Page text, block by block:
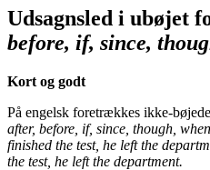
Udsagnsled i ubøjet
before, if, since,
Kort og godt
På engelsk foretrækkes ikke-
after, before, if, since, though, when
finished the test, he left the
the test, he left the department.